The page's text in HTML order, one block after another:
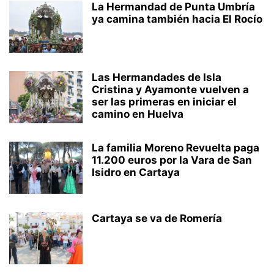
La Hermandad de Punta Umbría
ya camina también hacia El Rocío
Las Hermandades de Isla
Cristina y Ayamonte vuelven a
ser las primeras en iniciar el
camino en Huelva
La familia Moreno Revuelta paga
11.200 euros por la Vara de San
Isidro en Cartaya
Cartaya se va de Romería